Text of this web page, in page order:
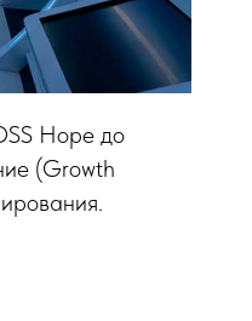
Hope до
(Growth